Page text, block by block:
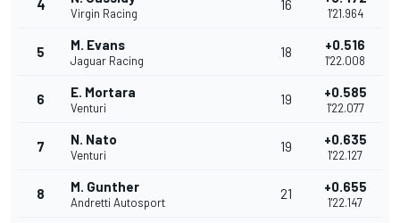
4
Virgin Racing
16
1'21.964
5 M. Evans
Jaguar Racing
18 +0.516
1'22.008
6 E. Mortara
Venturi
19 +0.585
1'22.077
7 N. Nato
Venturi
19 +0.635
1'22.127
8 M. Gunther
Andretti Autosport
21 +0.655
1'22.147